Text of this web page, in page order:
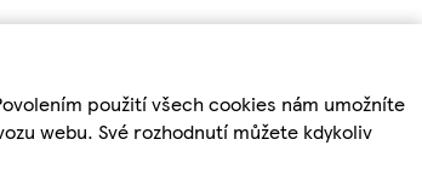
použití všech cookies nám umožníte
webu. Své rozhodnutí můžete kdykoliv